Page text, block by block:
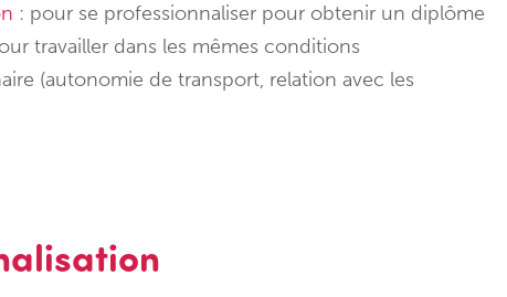
: pour se professionnaliser pour obtenir un diplôme
travailler dans les mêmes conditions
(autonomie de transport, relation avec les